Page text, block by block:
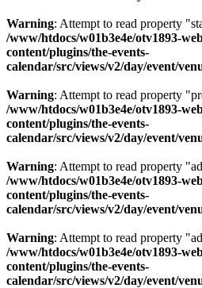
Warning: Attempt to read property
/www/htdocs/w01b3e4e/otv1893-
content/plugins/the-events-
calendar/src/views/v2/day/event/
Warning: Attempt to read property
/www/htdocs/w01b3e4e/otv1893-
content/plugins/the-events-
calendar/src/views/v2/day/event/
Warning: Attempt to read property
/www/htdocs/w01b3e4e/otv1893-
content/plugins/the-events-
calendar/src/views/v2/day/event/
Warning: Attempt to read property
/www/htdocs/w01b3e4e/otv1893-
content/plugins/the-events-
calendar/src/views/v2/day/event/